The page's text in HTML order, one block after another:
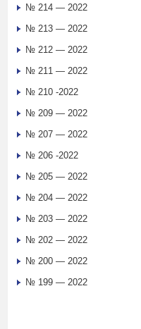
№ 214 — 2022
№ 213 — 2022
№ 212 — 2022
№ 211 — 2022
№ 210 -2022
№ 209 — 2022
№ 207 — 2022
№ 206 -2022
№ 205 — 2022
№ 204 — 2022
№ 203 — 2022
№ 202 — 2022
№ 200 — 2022
№ 199 — 2022